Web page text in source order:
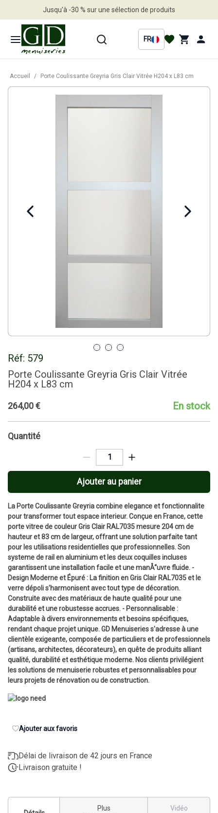
Jusqu'à -30 % sur une sélection de produits
FR
Accueil / Porte Coulissante Greyria Gris Clair Vitrée H204 x L83 cm
Réf: 579
Porte Coulissante Greyria Gris Clair Vitrée
H204 x L83 cm
264,00€ En stock
Quantité
Ajouter au panier
La Porte Coulissante Greyria combine elegance et fonctionnalite
pour transformer tout espace interieur. Conçue en France, cette
porte vitree de couleur Gris Clair RAL7035 mesure 204 cm de
hauteur et 83 cm de largeur, offrant une solution parfaite tant
pour les utilisations residentielles que professionnelles. Son
systeme de rail en aluminium et les deux coquilles incluses
garantissent une installation facile et une manÅ“uvre fluide. -
Design Moderne et Épuré : La finition en Gris Clair RAL7035 et le
verre dépoli s'harmonisent avec tout type de décoration.
Construite avec des matériaux de haute qualité pour une
durabilité et une robustesse accrues. - Personnalisable :
Adaptable à divers environnements et besoins spécifiques,
rendant chaque projet unique. GD Menuiseries s'adresse à une
clientèle exigeante, composée de particuliers et de professionnels
(artisans, architectes, décorateurs), en quête de produits alliant
qualité, durabilité et esthétique moderne. Nos clients privilégient
les solutions de menuiserie robustes et personnalisables pour
leurs projets de rénovation ou de construction.
Ajouter aux favoris
Délai de livraison de 42 jours en France
Livraison gratuite !
Plus
Vidéo